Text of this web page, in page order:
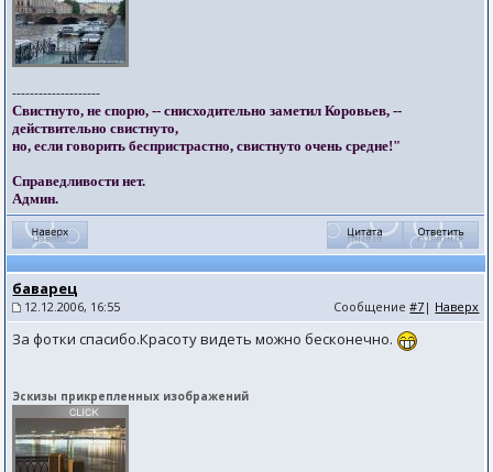
--------------------
Свистнуто, не спорю, -- снисходительно заметил Коровьев, --
действительно свистнуто,
но, если говорить беспристрастно, свистнуто очень средне!"
Справедливости нет.
Админ.
баварец
12.12.2006, 16:55 Сообщение#7 | Наверх
За фотки спасибо.Красоту видеть можно бесконечно.
Эскизы прикрепленных изображений